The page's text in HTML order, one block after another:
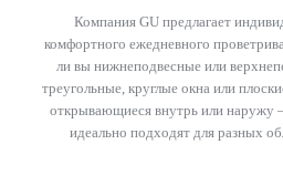
Компания GU предлагает
комфортного еже­дн­евного
ли вы нижнепо­д­в­есные или
треугольные, круглые окна или
открывающиеся внутрь или наружу
идеально подходят для разных